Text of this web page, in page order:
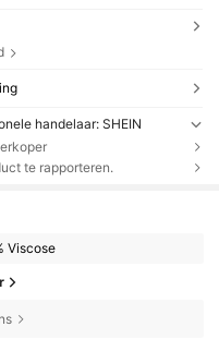
handelaar: SHEIN
te rapporteren.
Viscose